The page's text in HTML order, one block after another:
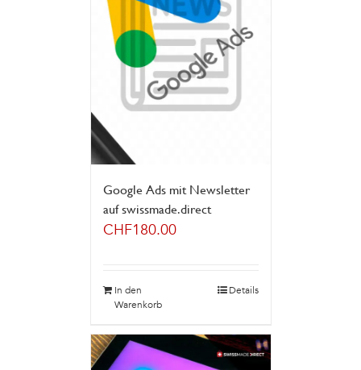
Google Ads mit Newsletter
auf swissmade.direct
CHF180.00
In den
Warenkorb
Details